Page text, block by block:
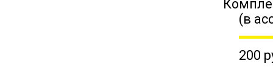
(в
200